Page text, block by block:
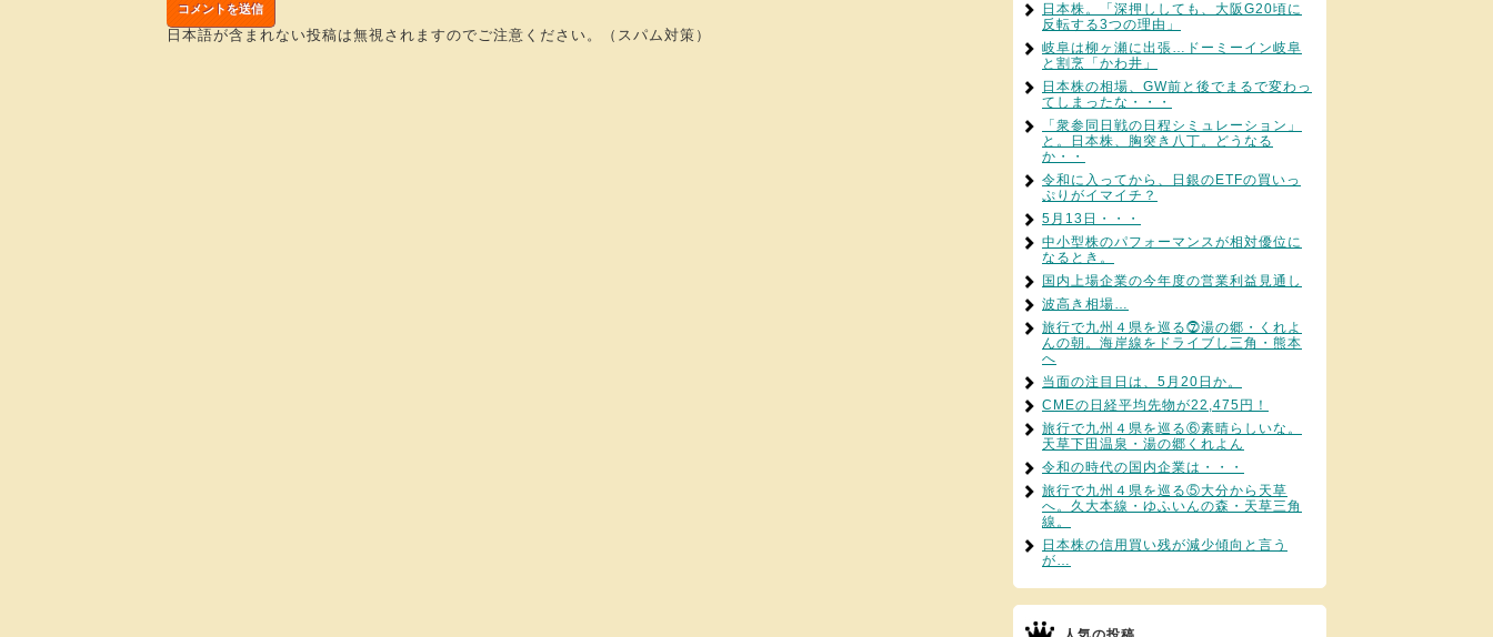
日本語が含まれない投稿は無視されますのでご注意ください。（スパム対策）
日本株。「深押ししても、大阪G20頃に
反転する3つの理由」
岐阜は柳ヶ瀬に出張…ドーミーイン岐阜
と割烹「かわ井」
日本株の相場、GW前と後でまるで変わっ
てしまったな・・・
「衆参同日戦の日程シミュレーション」
と。日本株、胸突き八丁。どうなる
か・・
令和に入ってから、日銀のETFの買いっ
ぷりがイマイチ？
5月13日・・・
中小型株のパフォーマンスが相対優位に
なるとき。
国内上場企業の今年度の営業利益見通し
波高き相場…
旅行で九州４県を巡る⓻湯の郷・くれよ
んの朝。海岸線をドライブし三角・熊本
へ
当面の注目日は、5月20日か。
CMEの日経平均先物が22,475円！
旅行で九州４県を巡る⑥素晴らしいな。
天草下田温泉・湯の郷くれよん
令和の時代の国内企業は・・・
旅行で九州４県を巡る⑤大分から天草
へ。久大本線・ゆふいんの森・天草三角
線。
日本株の信用買い残が減少傾向と言う
が…